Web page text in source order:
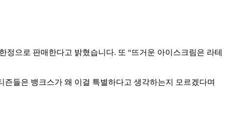
으로 판매한다고 밝혔습니다. 또 “뜨거운 아이스크림은 라테
들은 뱅크스가 왜 이걸 특별하다고 생각하는지 모르겠다며